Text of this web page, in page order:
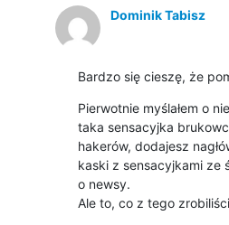
Dominik Tabisz
Bardzo się cieszę, że
Pierwotnie myślałem o
taka sensacyjka
hakerów, dodajesz
kaski z sensacyjkami ze
o newsy.
Ale to, co z tego